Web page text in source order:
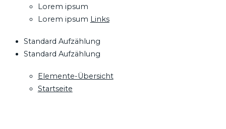
Lorem ipsum
Lorem ipsum Links
Standard Aufzählung
Standard Aufzählung
Elemente-Übersicht
Startseite